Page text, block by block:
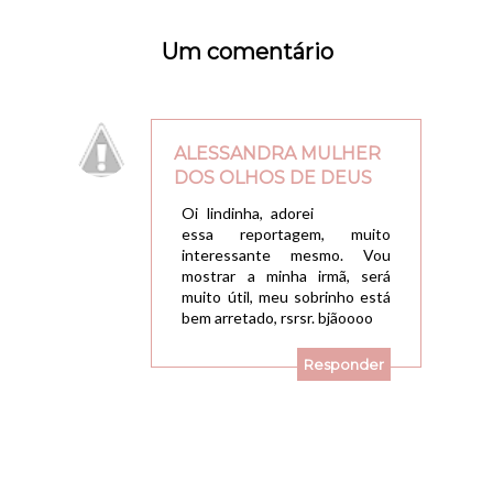
Um comentário
ALESSANDRA MULHER
DOS OLHOS DE DEUS
Oi lindinha, adorei
essa reportagem, muito
interessante mesmo. Vou
mostrar a minha irmã, será
muito útil, meu sobrinho está
bem arretado, rsrsr. bjãoooo
Responder